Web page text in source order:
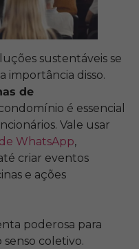
sustentáveis se
importância disso.
de
é essencial
Vale usar
WhatsApp,
criar eventos
e ações
poderosa para
coletivo.